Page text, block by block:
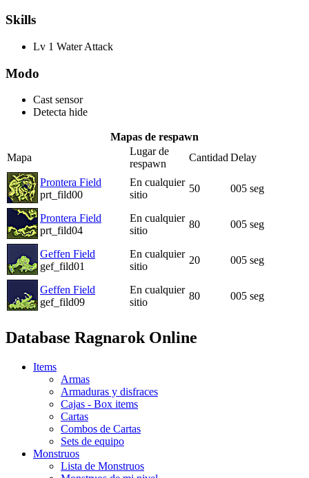
Skills
Lv 1 Water Attack
Modo
Cast sensor
Detecta hide
Mapas de respawn
Mapa
Lugar de
respawn
Cantidad Delay
Prontera Field
prt_fild00
En cualquier
sitio
50 005 seg
Prontera Field
prt_fild04
En cualquier
sitio
80 005 seg
Geffen Field
gef_fild01
En cualquier
sitio
20 005 seg
Geffen Field
gef_fild09
En cualquier
sitio
80 005 seg
Database Ragnarok Online
Items
Armas
Armaduras y disfraces
Cajas - Box items
Cartas
Combos de Cartas
Sets de equipo
Monstruos
Lista de Monstruos